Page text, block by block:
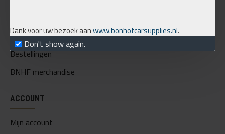
Dank voor uw bezoek aanwww.bonhofcarsupplies.nl.
Don't show again.
Mijn account
Bestellingen
BNHF merchandise
ACCOUNT
Mijn account